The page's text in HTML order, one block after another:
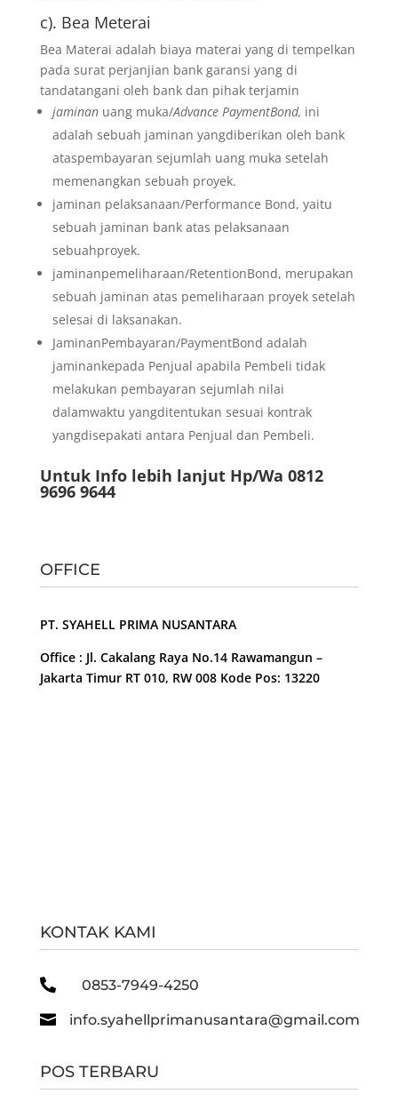
c). Bea Meterai
Bea Materai adalah biaya materai yang di tempelkan
pada surat perjanjian bank garansi yang di
tandatangani oleh bank dan pihak terjamin
jaminan uang muka/Advance PaymentBond, ini
adalah sebuah jaminan yangdiberikan oleh bank
ataspembayaran sejumlah uang muka setelah
memenangkan sebuah proyek.
jaminan pelaksanaan/Performance Bond, yaitu
sebuah jaminan bank atas pelaksanaan
sebuahproyek.
jaminanpemeliharaan/RetentionBond, merupakan
sebuah jaminan atas pemeliharaan proyek setelah
selesai di laksanakan.
JaminanPembayaran/PaymentBond adalah
jaminankepada Penjual apabila Pembeli tidak
melakukan pembayaran sejumlah nilai
dalamwaktu yangditentukan sesuai kontrak
yangdisepakati antara Penjual dan Pembeli.
Untuk Info lebih lanjut Hp/Wa 0812
9696 9644
OFFICE
PT. SYAHELL PRIMA NUSANTARA
Office : Jl. Cakalang Raya No.14 Rawamangun –
Jakarta Timur RT 010, RW 008 Kode Pos: 13220
KONTAK KAMI
 0853-7949-4250
 info.syahellprimanusantara@gmail.com
POS TERBARU